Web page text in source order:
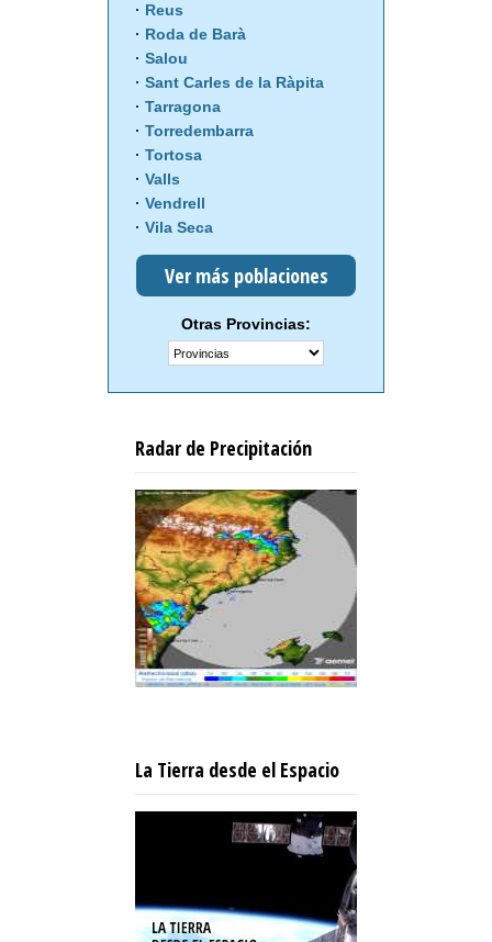
Reus
Roda de Barà
Salou
Sant Carles de la Ràpita
Tarragona
Torredembarra
Tortosa
Valls
Vendrell
Vila Seca
Ver más poblaciones
Otras Provincias:
Radar de Precipitación
La Tierra desde el Espacio